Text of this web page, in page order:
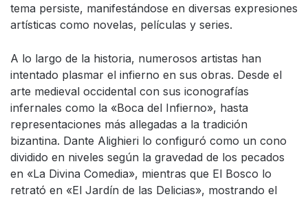
tema persiste, manifestándose en diversas expresiones
artísticas como novelas, películas y series.
A lo largo de la historia, numerosos artistas han
intentado plasmar el infierno en sus obras. Desde el
arte medieval occidental con sus iconografías
infernales como la «Boca del Infierno», hasta
representaciones más allegadas a la tradición
bizantina. Dante Alighieri lo configuró como un cono
dividido en niveles según la gravedad de los pecados
en «La Divina Comedia», mientras que El Bosco lo
retrató en «El Jardín de las Delicias», mostrando el